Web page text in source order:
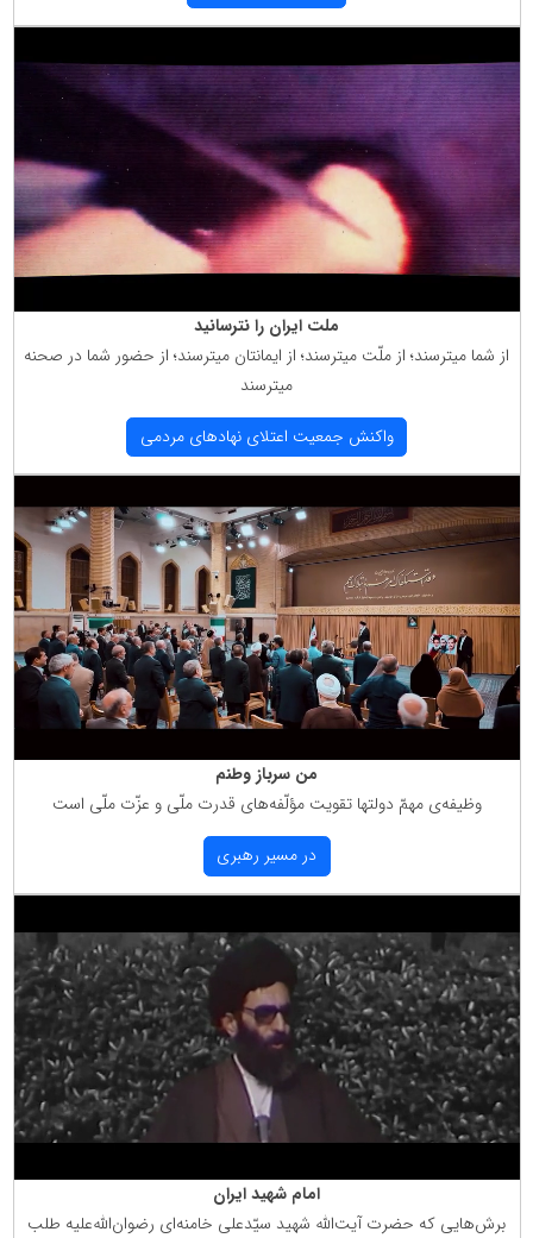
ملت ایران را نترسانید
از شما میترسند؛ از ملّت میترسند؛ از ایمانتان میترسند؛ از حضور شما در صحنه
میترسند
واكنش جمعیت اعتلای نهادهای مردمی
من سرباز وطنم
وظیفه‌ی مهمّ دولتها تقویت مؤلّفه‌های قدرت ملّی و عزّت ملّی است
در مسیر رهبری
امام شهید ایران
برش‌هایی كه حضرت آیت‌الله شهید سیّدعلی خامنه‌ای رضوان‌الله‌علیه طلب